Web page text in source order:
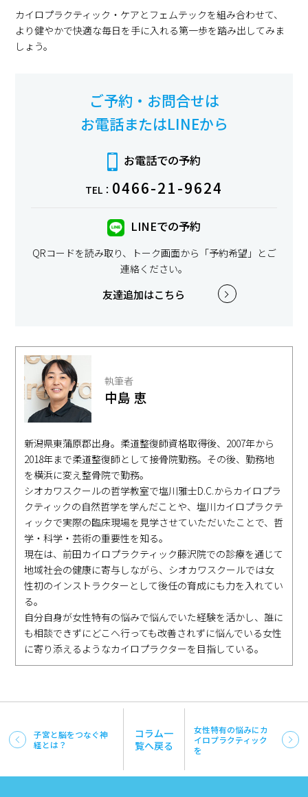
カイロプラクティック・ケアとフェムテックを組み合わせて、
より健やかで快適な毎日を手に入れる第一歩を踏み出してみま
しょう。
ご予約・お問合せは
お電話またはLINEから
お電話での予約
TEL： 0466-21-9624
LINEでの予約
QRコードを読み取り、トーク画面から「予約希望」とご
連絡ください。
友達追加はこちら
執筆者
中島 恵
新潟県東蒲原郡出身。柔道整復師資格取得後、2007年から
2018年まで柔道整復師として接骨院勤務。その後、勤務地
を横浜に変え整骨院で勤務。
シオカワスクールの哲学教室で塩川雅士D.C.からカイロプラ
クティックの自然哲学を学んだことや、塩川カイロプラクテ
ィックで実際の臨床現場を見学させていただいたことで、哲
学・科学・芸術の重要性を知る。
現在は、前田カイロプラクティック藤沢院での診療を通じて
地域社会の健康に寄与しながら、シオカワスクールでは女
性初のインストラクターとして後任の育成にも力を入れてい
る。
自分自身が女性特有の悩みで悩んでいた経験を活かし、誰に
も相談できずにどこへ行っても改善されずに悩んでいる女性
に寄り添えるようなカイロプラクターを目指している。
子宮と脳をつなぐ神
経とは？
コラム一
覧へ戻る
女性特有の悩みにカ
イロプラクティック
を